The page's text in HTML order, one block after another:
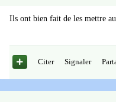
Ils ont bien fait de les mettre
Citer Signaler